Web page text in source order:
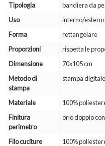
Tipologia
bandiera da
Uso
interno/
Forma
rettangolare
Proporzioni
rispetta le
Dimensione
70x105 cm
Metodo di
stampa
stampa
Materiale
100%
Finitura
perimetro
orlo doppio
Filo cuciture
100%